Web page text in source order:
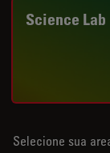
Science Lab
Selecione sua